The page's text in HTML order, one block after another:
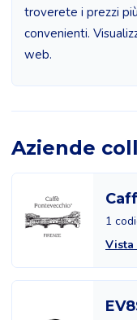
troverete i prezzi più
convenienti.
web.
Aziende
1
Vista